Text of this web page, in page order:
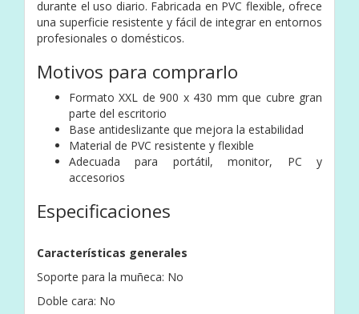
durante el uso diario. Fabricada en PVC flexible, ofrece
una superficie resistente y fácil de integrar en entornos
profesionales o domésticos.
Motivos para comprarlo
Formato XXL de 900 x 430 mm que cubre gran
parte del escritorio
Base antideslizante que mejora la estabilidad
Material de PVC resistente y flexible
Adecuada para portátil, monitor, PC y
accesorios
Especificaciones
Características generales
Soporte para la muñeca: No
Doble cara: No